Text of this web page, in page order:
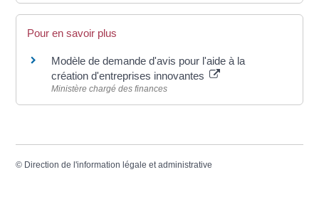
Pour en savoir plus
Modèle de demande d'avis pour l'aide à la
création d'entreprises innovantes
Ministère chargé des finances
© Direction de l'information légale et administrative